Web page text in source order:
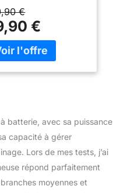
sans fil en
tronçonneuse pour
coupes précises ou
pour
les branches
à différentes
sans effort
SANS BALAIS
: Équipée d'un
sans balais de
et de deux
rechargeables
€
€
batterie, avec sa puissance
capacité à gérer
Lors de mes tests, j’ai
répond parfaitement
moyennes et